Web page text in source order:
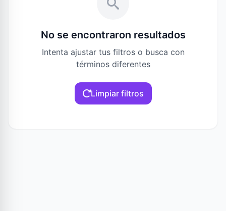
No se encontraron resultados
Intenta ajustar tus filtros o busca con
términos diferentes
Limpiar filtros